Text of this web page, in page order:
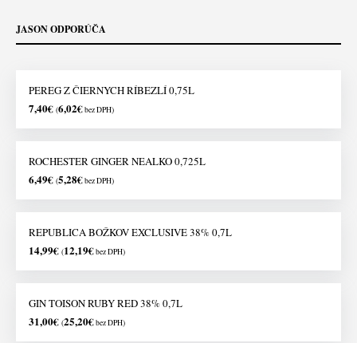
JASON ODPORÚČA
PEREG Z ČIERNYCH RÍBEZLÍ 0,75L
7,40€ (6,02€bez DPH)
ROCHESTER GINGER NEALKO 0,725L
6,49€ (5,28€bez DPH)
REPUBLICA BOŽKOV EXCLUSIVE 38% 0,7L
14,99€ (12,19€bez DPH)
GIN TOISON RUBY RED 38% 0,7L
31,00€ (25,20€bez DPH)